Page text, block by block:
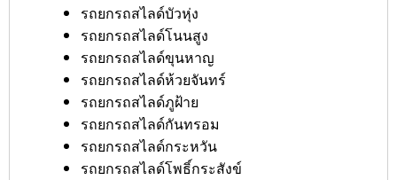
รถยกรถสไลด์บัวหุ่ง
รถยกรถสไลด์โนนสูง
รถยกรถสไลด์ขุนหาญ
รถยกรถสไลด์ห้วยจันทร์
รถยกรถสไลด์ภูฝ้าย
รถยกรถสไลด์กันทรอม
รถยกรถสไลด์กระหวัน
รถยกรถสไลด์โพธิ์กระสังข์